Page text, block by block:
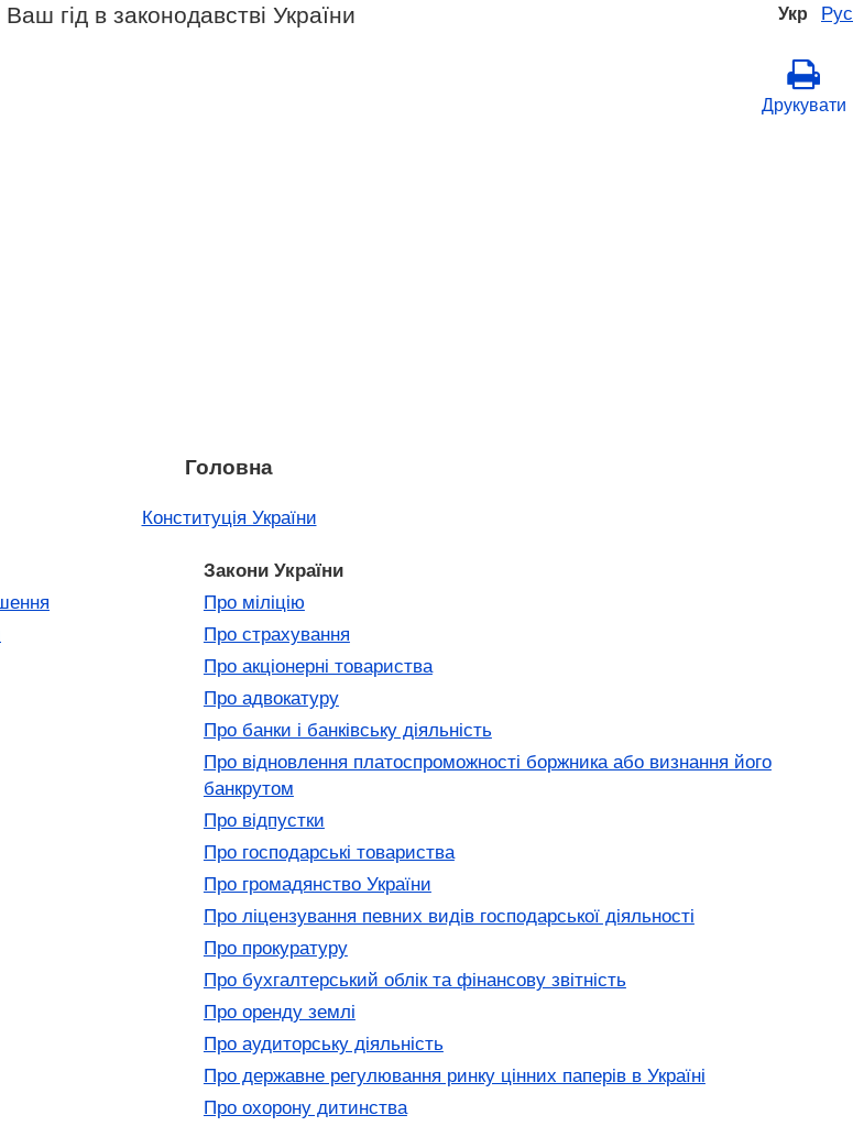
Укр Рус
Ваш гід в законодавстві України
Друкувати
Головна
Конституція України
Закони України
Про міліцію
Про страхування
Про акціонерні товариства
Про адвокатуру
Про банки і банківську діяльність
Про відновлення платоспроможності боржника або визнання його
банкрутом
Про відпустки
Про господарські товариства
Про громадянство України
Про ліцензування певних видів господарської діяльності
Про прокуратуру
Про бухгалтерський облік та фінансову звітність
Про оренду землі
Про аудиторську діяльність
Про державне регулювання ринку цінних паперів в Україні
Про охорону дитинства